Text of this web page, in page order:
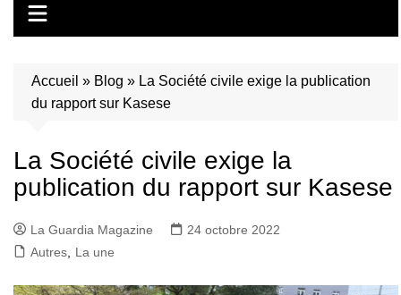
Accueil » Blog » La Société civile exige la publication
du rapport sur Kasese
La Société civile exige la
publication du rapport sur Kasese
La Guardia Magazine
24 octobre 2022
Autres
La une